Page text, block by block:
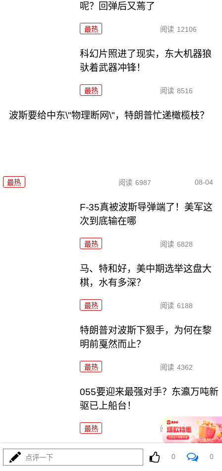
呢？回弹后又蔫了
最热 阅读 12106
科幻片照进了现实，东大机器狼
驮着武器冲锋！
最热 阅读 8516
波斯要给中东\"物理断网\"，特朗普忙递橄榄枝？
最热 阅读 6987 08-04
F-35真被波斯导弹端了！美军这
次到底输在哪
最热 阅读 6828
马、特和好，美中期选举这盘大
棋，水有多深？
最热 阅读 6188
特朗普对波斯下狠手，为何在黎
明前戛然而止？
最热 阅读 4362
055要迎来最强对手？东瀛万吨新
驱已上船台！
最热 阅读 10926
千机压境：俄乌战场上的\"蜂群\"博弈与东大启示
点评一下 0 0